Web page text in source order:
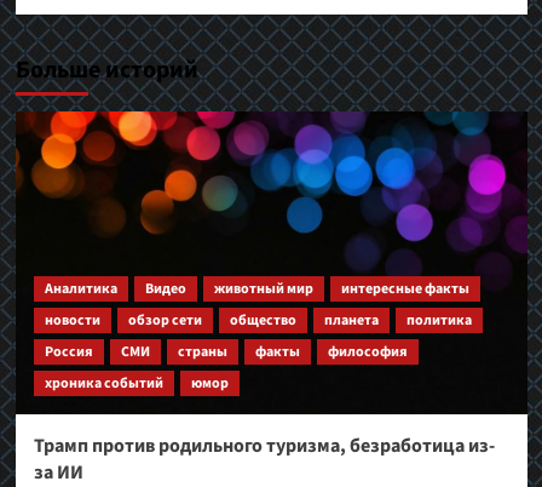
Больше историй
Аналитика Видео животный мир
интересные факты
новости
обзор сети общество планета
политика
Россия
СМИ страны факты
философия
хроника событий
юмор
Трамп против родильного туризма, безработица из-
за ИИ